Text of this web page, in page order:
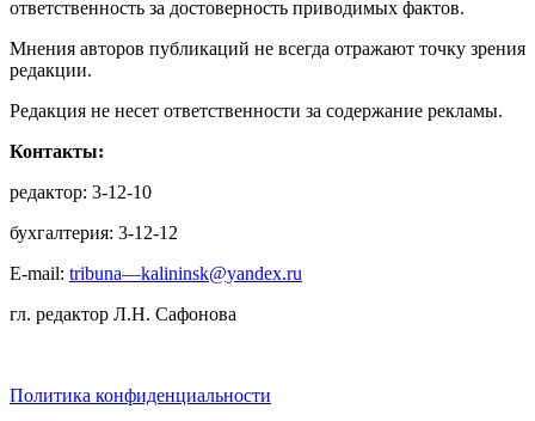
ответственность за достоверность приводимых фактов.
Мнения авторов публикаций не всегда отражают точку зрения
редакции.
Редакция не несет ответственности за содержание рекламы.
Контакты:
редактор: 3-12-10
бухгалтерия: 3-12-12
E-mail: tribuna—kalininsk@yandex.ru
гл. редактор Л.Н. Сафонова
Политика конфиденциальности